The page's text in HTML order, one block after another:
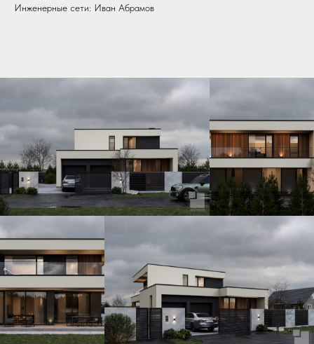
Инженерные сети: Иван Абрамов